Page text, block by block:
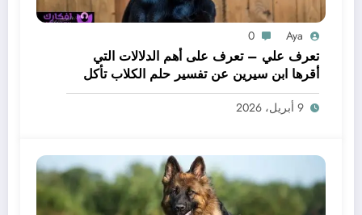
Aya
0
تعرف علي – تعرف على أهم الدلالات التي
أقرها ابن سيرين عن تفسير حلم الكلاب تأكل
لحم – بالتفصيل
9 أبريل، 2026